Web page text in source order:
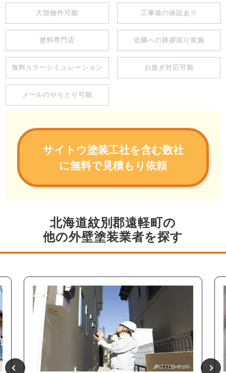
大型物件可能 工事後の保証あり
塗料専門店 近隣への挨拶回り実施
無料カラーシミュレーション お急ぎ対応可能
メールのやりとり可能
サイトウ塗装工社を含む数社
に無料で見積もり依頼
北海道紋別郡遠軽町の
他の外壁塗装業者を探す